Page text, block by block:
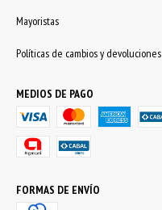
Mayoristas
Políticas de cambios y devoluciones
MEDIOS DE PAGO
FORMAS DE ENVÍO